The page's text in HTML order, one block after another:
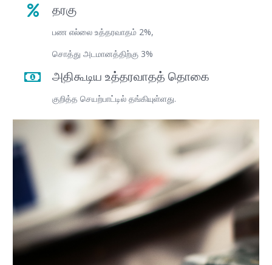
தரகு
பண எல்லை உத்தரவாதம் 2%,
சொத்து அடமானத்திற்கு 3%
அதிகூடிய உத்தரவாதத் தொகை
குறித்த செயற்பாட்டில் தங்கியுள்ளது.